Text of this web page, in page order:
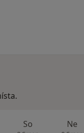
So Ne